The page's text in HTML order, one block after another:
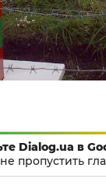
Dialog.ua в
пропустить